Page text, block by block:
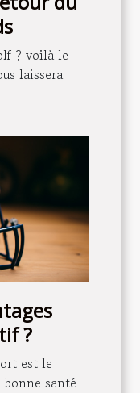
? voilà le
laissera
?
est le
santé